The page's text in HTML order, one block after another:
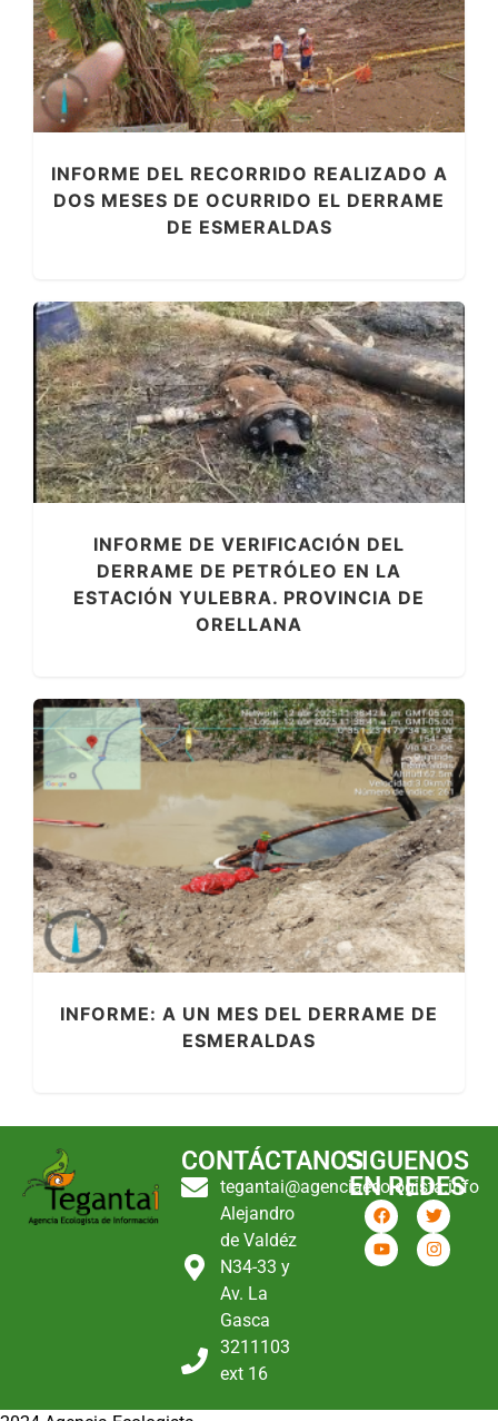
INFORME DEL RECORRIDO REALIZADO A
DOS MESES DE OCURRIDO EL DERRAME
DE ESMERALDAS
INFORME DE VERIFICACIÓN DEL
DERRAME DE PETRÓLEO EN LA
ESTACIÓN YULEBRA. PROVINCIA DE
ORELLANA
INFORME: A UN MES DEL DERRAME DE
ESMERALDAS
CONTÁCTANOS
tegantai@agenciaecologista.info
Alejandro
de Valdéz
N34-33 y
Av. La
Gasca
3211103
ext 16
SIGUENOS
EN REDES